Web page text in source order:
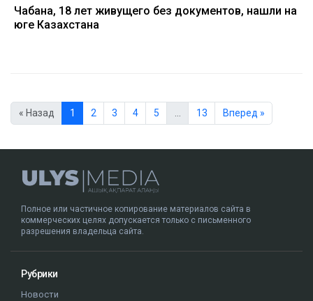
Чабана, 18 лет живущего без документов, нашли на
юге Казахстана
« Назад 1 2 3 4 5 … 13 Вперед »
Полное или частичное копирование материалов сайта в
коммерческих целях допускается только с письменного
разрешения владельца сайта.
Рубрики
Новости